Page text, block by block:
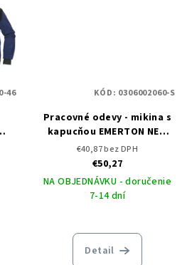
46
Pracovné odevy - mikina s
kapucňou EMERTON NEW
ČERVA
€40,87 bez DPH
€50,27
NA OBJEDNÁVKU - doručenie
7-14 dní
Detail
KÓD: 0306002060-S